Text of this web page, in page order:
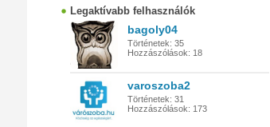
Legaktívabb felhasználók
bagoly04
Történetek: 35
Hozzászólások: 18
varoszoba2
Történetek: 31
Hozzászólások: 173